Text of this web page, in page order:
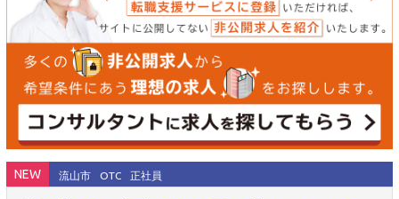
NEW 流山市 OTC 正社員